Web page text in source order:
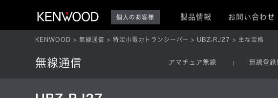
個人のお客様 製品情報 お問い合わせ
KENWOOD 無線通信 特定小電力トランシーバー UBZ-RJ27 主な定格
無線通信 アマチュア無線 無線登録